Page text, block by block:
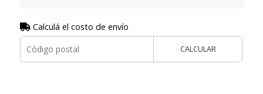
Calculá el costo de envío
CALCULAR